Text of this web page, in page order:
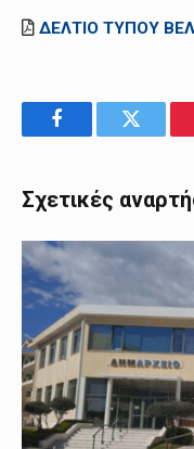
ΔΕΛΤΙΟ ΤΥΠΟΥ
FacebookTwitter
Σχετικές